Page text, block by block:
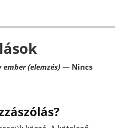
ember (elemzés)— Nincs